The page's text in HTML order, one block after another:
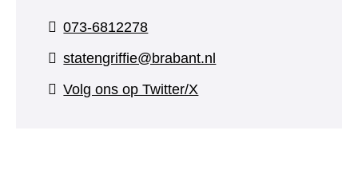
073-6812278
statengriffie@brabant.nl
Volg ons op Twitter/X